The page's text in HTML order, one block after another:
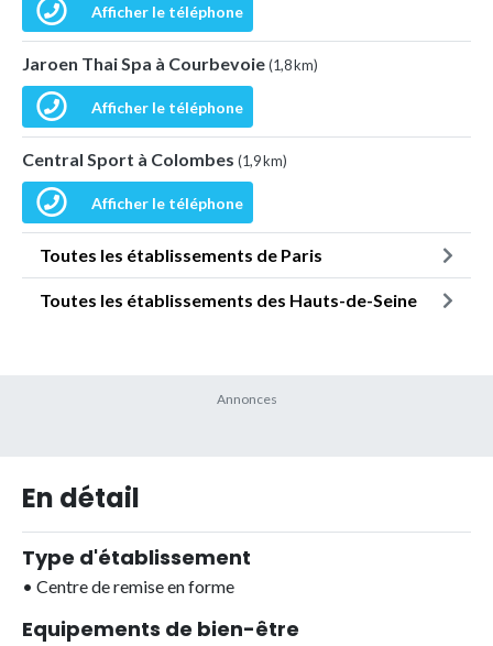
Afficher le téléphone
Jaroen Thai Spa à Courbevoie(1,8 km)
Afficher le téléphone
Central Sport à Colombes (1,9 km)
Afficher le téléphone
Toutes les établissements de Paris
Toutes les établissements des Hauts-de-Seine
En détail
Type d'établissement
• Centre de remise en forme
Equipements de bien-être